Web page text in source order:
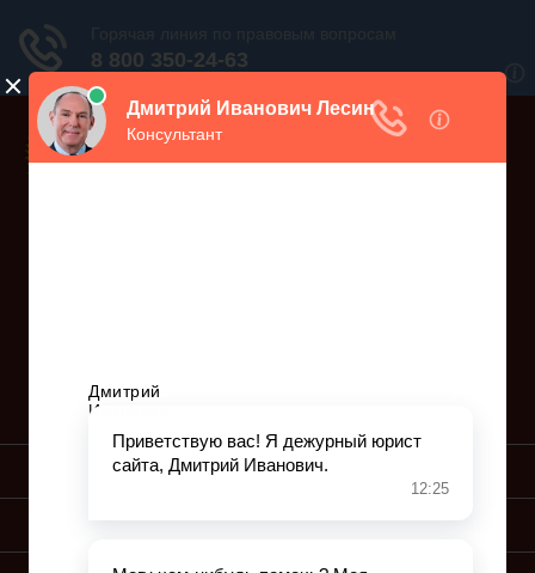
Все регионы
УСЛУГИ ЮРИСТА